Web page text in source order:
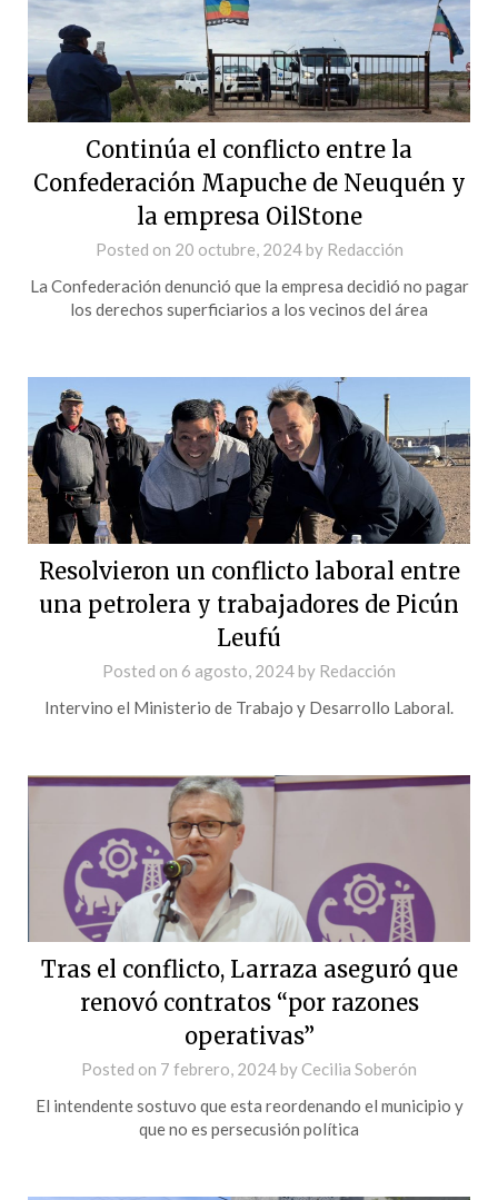
Continúa el conflicto entre la
Confederación Mapuche de Neuquén y
la empresa OilStone
Posted on 20 octubre, 2024by Redacción
La Confederación denunció que la empresa decidió no pagar
los derechos superficiarios a los vecinos del área
Resolvieron un conflicto laboral entre
una petrolera y trabajadores de Picún
Leufú
Posted on 6 agosto, 2024by Redacción
Intervino el Ministerio de Trabajo y Desarrollo Laboral.
Tras el conflicto, Larraza aseguró que
renovó contratos “por razones
operativas”
Posted on 7 febrero, 2024by Cecilia Soberón
El intendente sostuvo que esta reordenando el municipio y
que no es persecusión política